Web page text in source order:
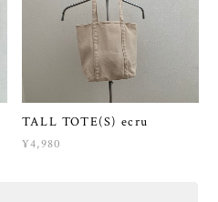
TALL TOTE(S) ecru
¥4,980